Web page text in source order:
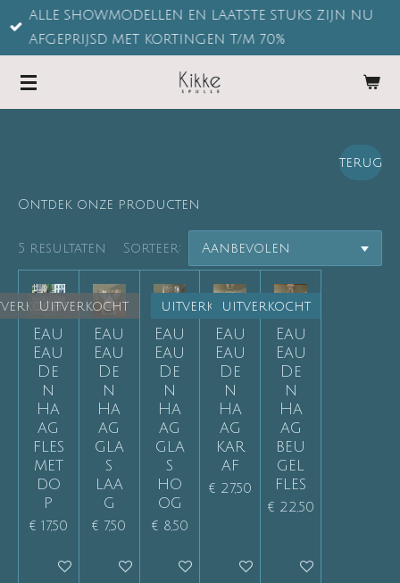
Ga
direct
de
ALLE SHOWMODELLEN EN LAATSTE STUKS ZIJN NU
AFGEPRIJSD MET KORTINGEN T/M 70%
terug
Ontdek onze producten
5 resultaten Sorteer:
Eau
Eau
De
n
Ha
ag
fles
met
do
p
€ 17,50
Houd mij op de hoogte
Uitverkocht
Eau
Eau
De
n
Ha
ag
gla
s
laa
g
€ 7,50
Houd mij op de hoogte
Eau
Eau
De
n
Ha
ag
gla
s
ho
og
€ 8,50
In winkelwagen
uitverkocht
Eau
Eau
De
n
Ha
ag
kar
af
€ 27,50
Houd mij op de hoogte
uitverkocht
Eau
Eau
De
n
Ha
ag
beu
gel
fles
€ 22,50
Houd mij op